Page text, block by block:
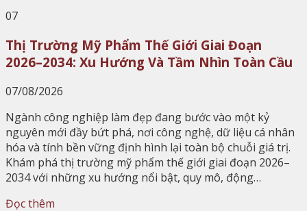
07
Thị Trường Mỹ Phẩm Thế Giới Giai Đoạn
2026–2034: Xu Hướng Và Tầm Nhìn Toàn Cầu
07/08/2026
Ngành công nghiệp làm đẹp đang bước vào một kỷ
nguyên mới đầy bứt phá, nơi công nghệ, dữ liệu cá nhân
hóa và tính bền vững định hình lại toàn bộ chuỗi giá trị.
Khám phá thị trường mỹ phẩm thế giới giai đoạn 2026–
2034 với những xu hướng nổi bật, quy mô, động…
Đọc thêm